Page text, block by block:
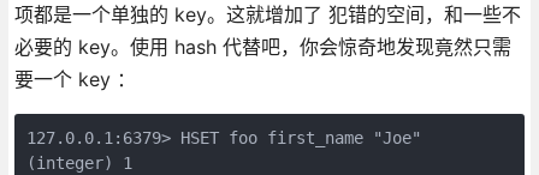
项都是一个单独的 key。这就增加了 犯错的空间，和一些不
必要的 key。使用 hash 代替吧，你会惊奇地发现竟然只需
要一个 key ：
127.0.0.1:6379> HSET foo first_name "Joe"
(integer) 1